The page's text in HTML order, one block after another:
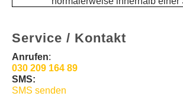
Service / Kontakt
Anrufen:
030 209 164 89
SMS:
SMS senden